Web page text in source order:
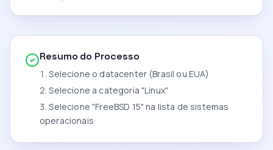
Resumo do Processo
Selecione o datacenter (Brasil ou EUA)
Selecione a categoria "Linux"
Selecione "FreeBSD 15" na lista de sistemas
operacionais